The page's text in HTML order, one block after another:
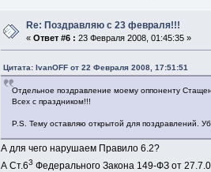
Re: Поздравляю с 23 февраля!!!
«Ответ #6 : 23 Февраля 2008, 01:45:35 »
Цитата: IvanOFF от 22 Февраля 2008, 17:51:51
Отдельное поздравление моему оппоненту
Всех с праздником!!!
P.S. Тему оставляю открытой для поздравлений.
А для чего нарушаем Правило 6.2?
А Ст.63 Федерального Закона 149-ФЗ от